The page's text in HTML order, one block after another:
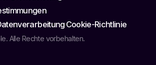
Alle Rechte vorbehalten.
Cookie-Richtlinie